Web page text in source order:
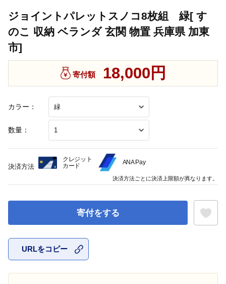
ジョイントパレットスノコ8枚組 緑[ す
のこ 収納 ベランダ 玄関 物置 兵庫県 加東
市]
カラー：
数量：
寄付額 18,000円
寄付をする
URLをコピー
決済方法
クレジット
カード
ANA Pay
決済方法ごとに決済上限額が異なります。